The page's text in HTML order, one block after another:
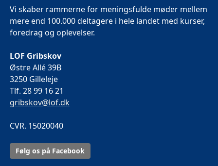
Vi skaber rammerne for meningsfulde møder mellem
mere end 100.000 deltagere i hele landet med kurser,
foredrag og oplevelser.
LOF Gribskov
Østre Allé 39B
3250 Gilleleje
Tlf. 28 99 16 21
gribskov@lof.dk
CVR. 15020040
Følg os på Facebook